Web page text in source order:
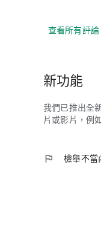
查看所有評論
新功能
我們已推出全
片或影片，例
flag 檢舉不當